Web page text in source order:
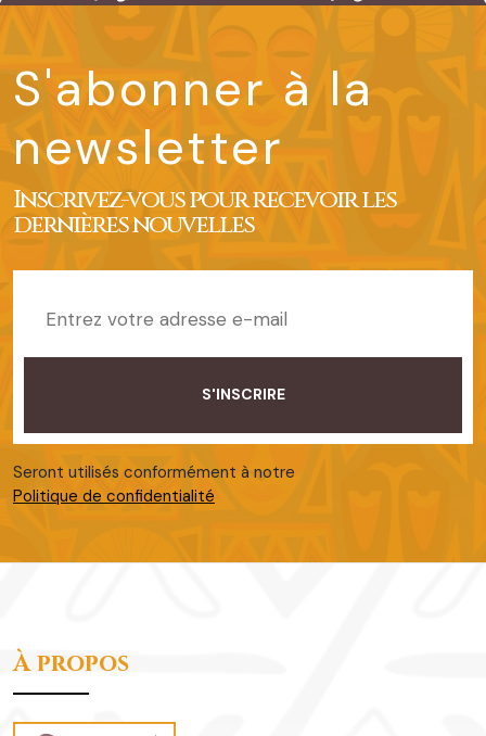
S'abonner à la
newsletter
Inscrivez-vous pour recevoir les
dernières nouvelles
Seront utilisés conformément à notre
Politique de confidentialité
À propos